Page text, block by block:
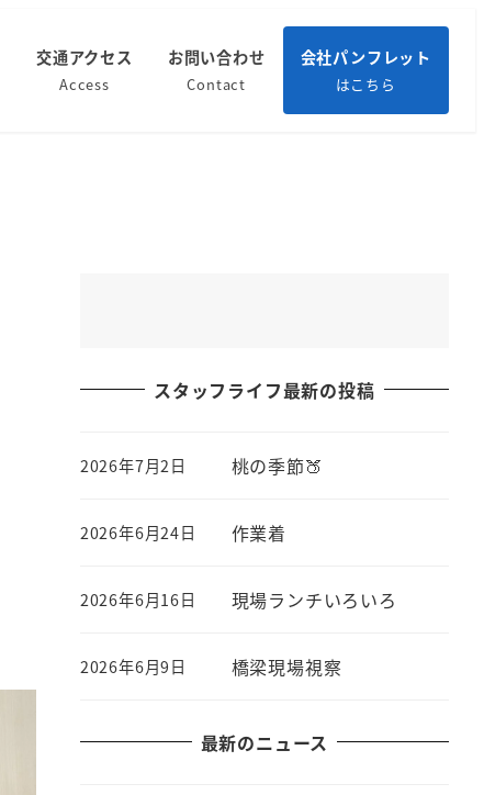
交通アクセス
Access
お問い合わせ
Contact
会社パンフレット
はこちら
スタッフライフ最新の投稿
桃の季節🍑
2026年7月2日
作業着
2026年6月24日
現場ランチいろいろ
2026年6月16日
橋梁現場視察
2026年6月9日
最新のニュース